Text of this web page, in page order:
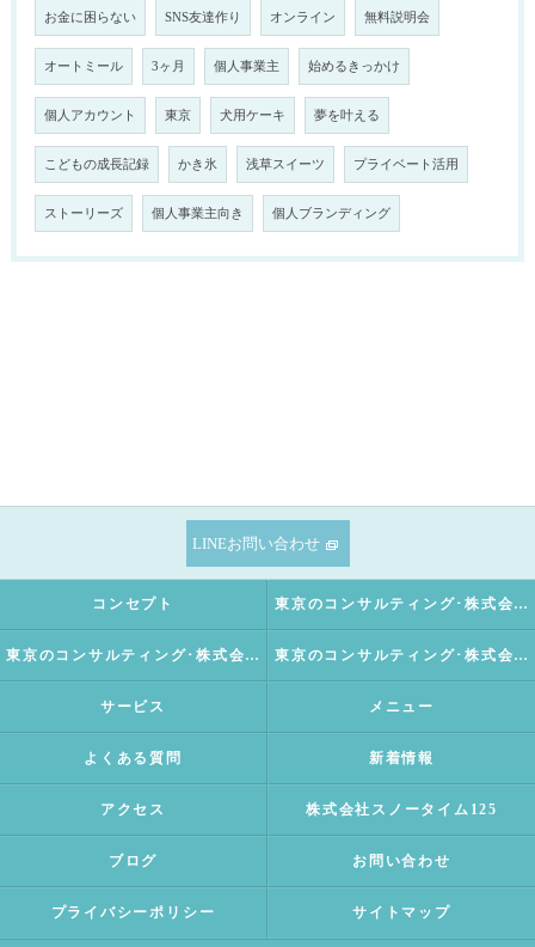
お金に困らない SNS友達作り オンライン 無料説明会
オートミール 3ヶ月 個人事業主 始めるきっかけ
個人アカウント 東京 犬用ケーキ 夢を叶える
こどもの成長記録 かき氷 浅草スイーツ プライベート活用
ストーリーズ 個人事業主向き 個人ブランディング
LINEお問い合わせ
コンセプト 東京のコンサルティング･株式会社SNOWTIME125の口コミ情報
東京のコンサルティング･株式会社SNOWTIME125の評判 東京のコンサルティング･株式会社SNOWTIME125のお客様の声
サービス メニュー
よくある質問 新着情報
アクセス 株式会社スノータイム125
ブログ お問い合わせ
プライバシーポリシー サイトマップ